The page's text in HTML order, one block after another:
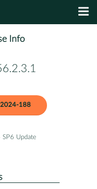
Info
2024-188
SP6 Update